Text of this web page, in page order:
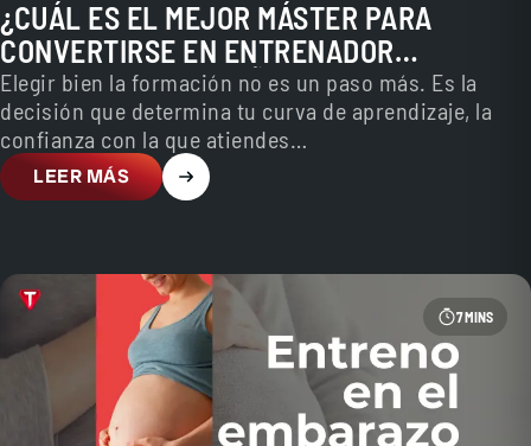
¿CUÁL ES EL MEJOR MÁSTER PARA
CONVERTIRSE EN ENTRENADOR
PERSONAL EN ESPAÑA?
Elegir bien la formación no es un paso más. Es la
decisión que determina tu curva de aprendizaje, la
confianza con la que atiendes…
LEER MÁS
7 MINS